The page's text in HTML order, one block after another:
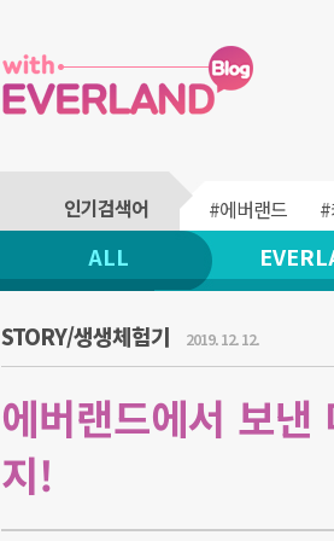
#에버랜드
ALL
STORY/생생체험기 2019. 12. 12.
에버랜드에서 보
지!